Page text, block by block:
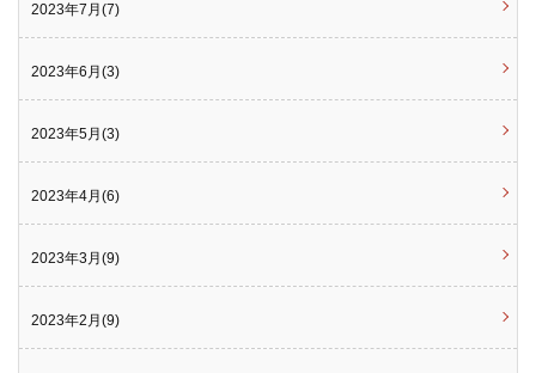
2023年7月(7)
2023年6月(3)
2023年5月(3)
2023年4月(6)
2023年3月(9)
2023年2月(9)